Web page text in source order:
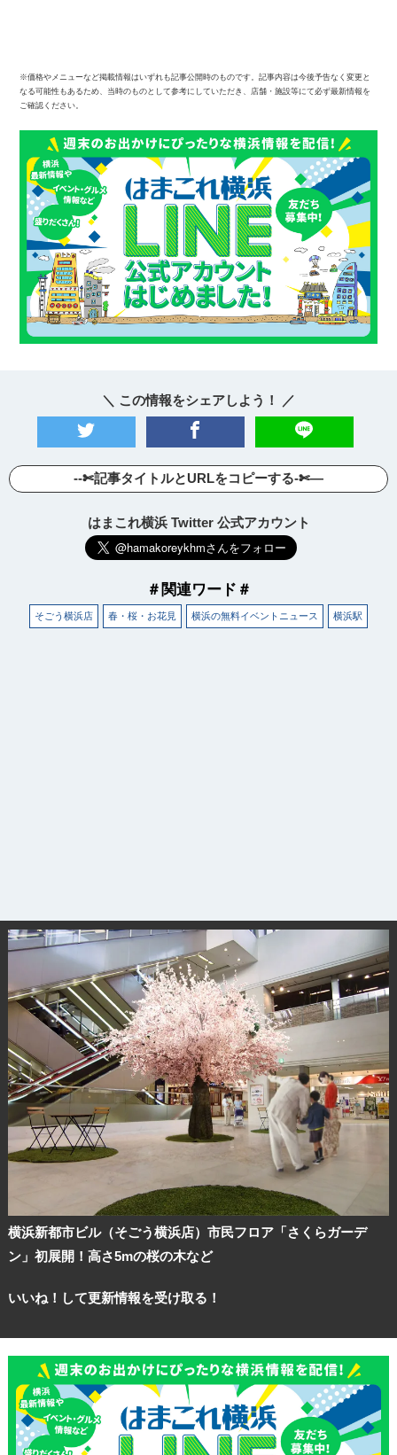
※価格やメニューなど掲載情報はいずれも記事公開時のものです。記事内容は今後予告なく変更と
なる可能性もあるため、当時のものとして参考にしていただき、店舗・施設等にて必ず最新情報を
ご確認ください。
＼ この情報をシェアしよう！ ／
--✄記事タイトルとURLをコピーする-✄—
はまこれ横浜 Twitter 公式アカウント
＃関連ワード＃
そごう横浜店 春・桜・お花見 横浜の無料イベントニュース 横浜駅
横浜新都市ビル（そごう横浜店）市民フロア「さくらガーデ
ン」初展開！高さ5mの桜の木など
いいね！して更新情報を受け取る！